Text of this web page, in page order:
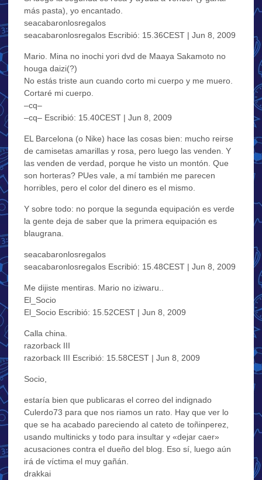
más pasta), yo encantado.
seacabaronlosregalos
seacabaronlosregalos Escribió: 15.36CEST | Jun 8, 2009
Mario. Mina no inochi yori dvd de Maaya Sakamoto no
houga daizi(?)
No estás triste aun cuando corto mi cuerpo y me muero.
Cortaré mi cuerpo.
–cq–
–cq– Escribió: 15.40CEST | Jun 8, 2009
EL Barcelona (o Nike) hace las cosas bien: mucho reirse
de camisetas amarillas y rosa, pero luego las venden. Y
las venden de verdad, porque he visto un montón. Que
son horteras? PUes vale, a mí también me parecen
horribles, pero el color del dinero es el mismo.
Y sobre todo: no porque la segunda equipación es verde
la gente deja de saber que la primera equipación es
blaugrana.
seacabaronlosregalos
seacabaronlosregalos Escribió: 15.48CEST | Jun 8, 2009
Me dijiste mentiras. Mario no iziwaru..
El_Socio
El_Socio Escribió: 15.52CEST | Jun 8, 2009
Calla china.
razorback III
razorback III Escribió: 15.58CEST | Jun 8, 2009
Socio,
estaría bien que publicaras el correo del indignado
Culerdo73 para que nos riamos un rato. Hay que ver lo
que se ha acabado pareciendo al cateto de toñinperez,
usando multinicks y todo para insultar y «dejar caer»
acusaciones contra el dueño del blog. Eso sí, luego aún
irá de víctima el muy gañán.
drakkai